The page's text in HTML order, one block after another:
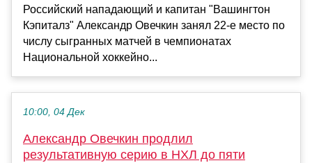
Российский нападающий и капитан "Вашингтон
Кэпиталз" Александр Овечкин занял 22-е место по
числу сыгранных матчей в чемпионатах
Национальной хоккейно...
10:00, 04 Дек
Александр Овечкин продлил
результативную серию в НХЛ до пяти